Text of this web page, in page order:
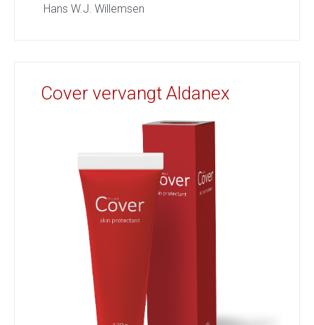
Hans W.J. Willemsen
Cover vervangt Aldanex